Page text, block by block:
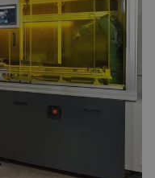
FOUNDER & CTO,
Impulse
Heating zorgt voor de
voor chips op de
maakt dit mogelijk en
printplatform.
nauwkeurige motion
prestaties. Zo ontstaat